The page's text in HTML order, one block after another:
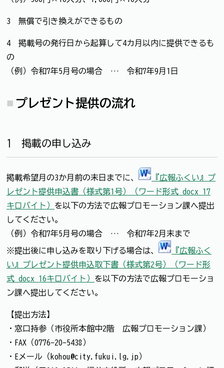
3 無償で引き換えができるもの
4 掲載号の発行日から起算して4カ月以内に提供できるも
の
（例）令和7年5月号の場合 … 令和7年9月1日
プレゼント提供の流れ
1 掲載の申し込み
掲載希望月の3か月前の末日までに、
『広報ふくい』プ
レゼント提供申込書（様式第1号）（ワード形式 docx 17
キロバイト） を以下の方法で広報プロモーション課へ提出
してください。
（例）令和7年5月号の場合 … 令和7年2月末まで
※提出後に申し込みを取り下げる場合は、
『広報ふく
い』プレゼント提供申込取下書（様式第2号）（ワード形
式 docx 16キロバイト） を以下の方法で広報プロモーショ
ン課へ提出してください。
【提出方法】
・窓口持参（市役所本館中2階 広報プロモーション課）
・FAX（0776-20-5438）
・Eメール（kohou@city.fukui.lg.jp）